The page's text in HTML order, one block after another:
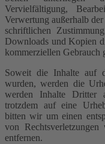
Vervielfältigung,
Verwertung außerhalb
schriftlichen
Downloads und Kopien
kommerziellen Gebrauch
Soweit die Inhalte auf
wurden, werden die
werden Inhalte Dritter
trotzdem auf eine
bitten wir um einen
von
entfernen.